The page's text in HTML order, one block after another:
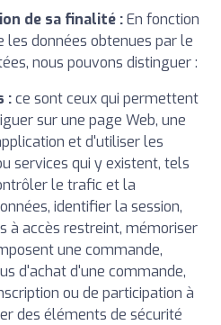
de sa finalité :En fonction
données obtenues par le
nous pouvons distinguer :
:ce sont ceux qui permettent
sur une page Web, une
et d'utiliser les
services qui y existent, tels
le trafic et la
identifier la session,
à accès restreint, mémoriser
une commande,
d'achat d'une commande,
ou de participation à
des éléments de sécurité